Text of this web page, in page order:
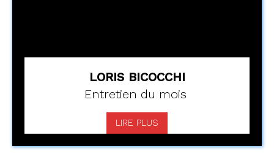
LORIS BICOCCHI
Entretien du mois
LIRE PLUS